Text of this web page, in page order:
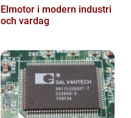
Elmotor i modern industri
och vardag